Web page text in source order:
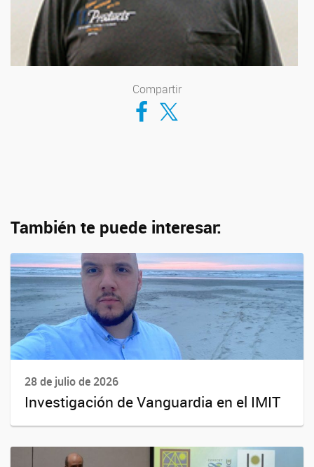
Compartir
Compartir en Facebook
Compartir en Twitter
También te puede interesar:
28 de julio de 2026
Investigación de Vanguardia en el IMIT